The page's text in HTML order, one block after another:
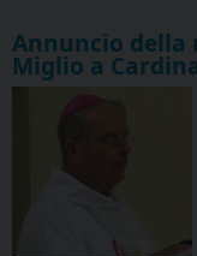
Annuncio della
Miglio a